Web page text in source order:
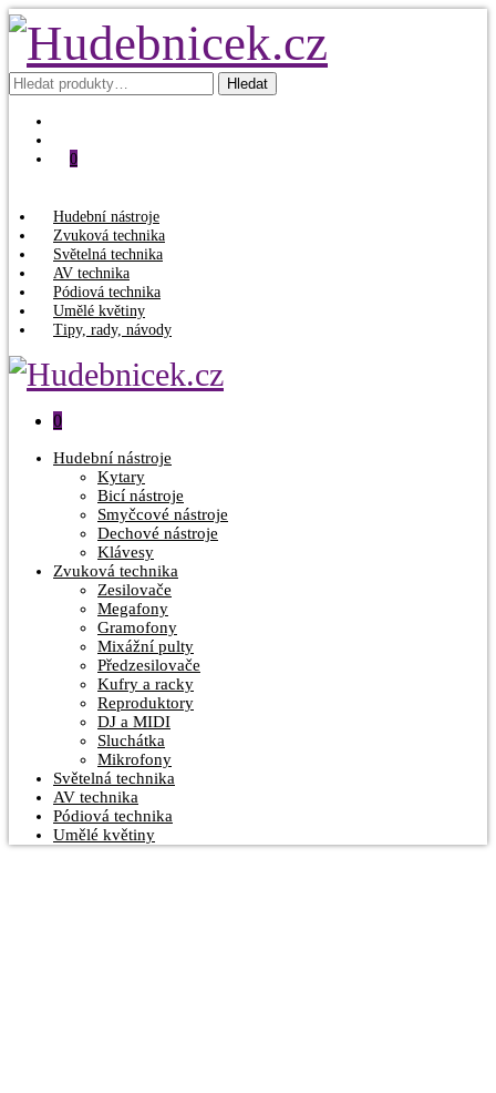
Hledat: Hledat
0
Hudební nástroje
Zvuková technika
Světelná technika
AV technika
Pódiová technika
Umělé květiny
Tipy, rady, návody
0
Hudební nástroje
Kytary
Bicí nástroje
Smyčcové nástroje
Dechové nástroje
Klávesy
Zvuková technika
Zesilovače
Megafony
Gramofony
Mixážní pulty
Předzesilovače
Kufry a racky
Reproduktory
DJ a MIDI
Sluchátka
Mikrofony
Světelná technika
AV technika
Pódiová technika
Umělé květiny